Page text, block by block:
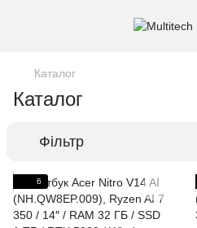
Каталог
Каталог
Фільтр
6